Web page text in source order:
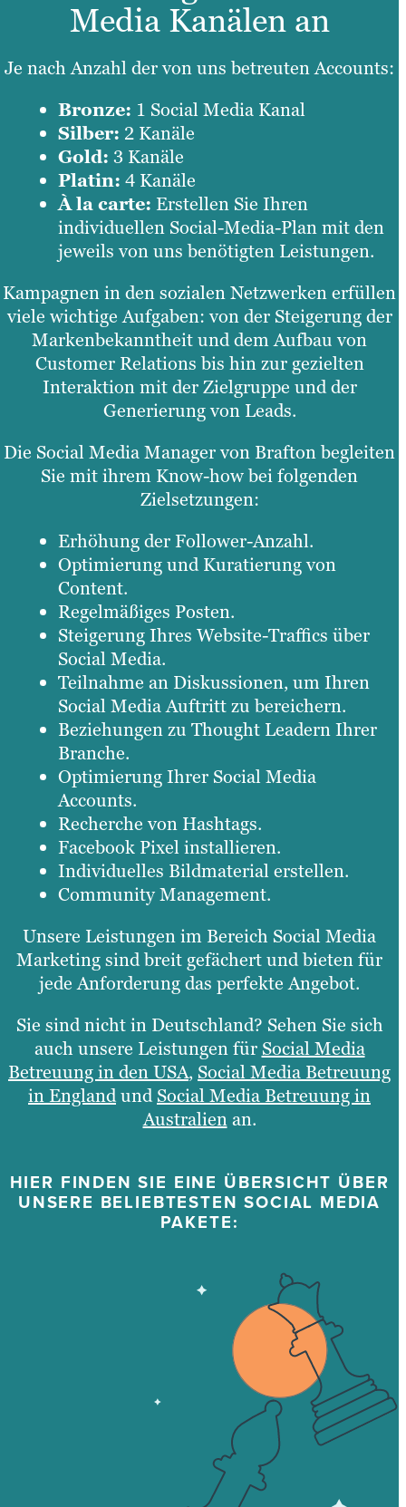
Media Kanälen an
Je nach Anzahl der von uns betreuten Accounts:
Bronze: 1 Social Media Kanal
Silber: 2 Kanäle
Gold: 3 Kanäle
Platin: 4 Kanäle
À la carte: Erstellen Sie Ihren
individuellen Social-Media-Plan mit den
jeweils von uns benötigten Leistungen.
Kampagnen in den sozialen Netzwerken erfüllen
viele wichtige Aufgaben: von der Steigerung der
Markenbekanntheit und dem Aufbau von
Customer Relations bis hin zur gezielten
Interaktion mit der Zielgruppe und der
Generierung von Leads.
Die Social Media Manager von Brafton begleiten
Sie mit ihrem Know-how bei folgenden
Zielsetzungen:
Erhöhung der Follower-Anzahl.
Optimierung und Kuratierung von
Content.
Regelmäßiges Posten.
Steigerung Ihres Website-Traffics über
Social Media.
Teilnahme an Diskussionen, um Ihren
Social Media Auftritt zu bereichern.
Beziehungen zu Thought Leadern Ihrer
Branche.
Optimierung Ihrer Social Media
Accounts.
Recherche von Hashtags.
Facebook Pixel installieren.
Individuelles Bildmaterial erstellen.
Community Management.
Unsere Leistungen im Bereich Social Media
Marketing sind breit gefächert und bieten für
jede Anforderung das perfekte Angebot.
Sie sind nicht in Deutschland? Sehen Sie sich
auch unsere Leistungen für Social Media
Betreuung in den USA, Social Media Betreuung
in EnglandundSocial Media Betreuung in
Australienan.
HIER FINDEN SIE EINE ÜBERSICHT ÜBER
UNSERE BELIEBTESTEN SOCIAL MEDIA
PAKETE: